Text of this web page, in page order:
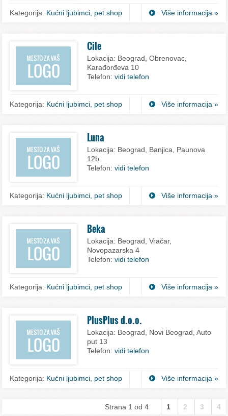
Kategorija: Kućni ljubimci, pet shop Više informacija »
Cile
Lokacija: Beograd, Obrenovac,
Karađorđeva 10
Telefon:vidi telefon
Kategorija: Kućni ljubimci, pet shop Više informacija »
Luna
Lokacija: Beograd, Banjica, Paunova
12b
Telefon:vidi telefon
Kategorija: Kućni ljubimci, pet shop Više informacija »
Beka
Lokacija: Beograd, Vračar,
Novopazarska 4
Telefon:vidi telefon
Kategorija: Kućni ljubimci, pet shop Više informacija »
PlusPlus d.o.o.
Lokacija: Beograd, Novi Beograd, Auto
put 13
Telefon:vidi telefon
Kategorija: Kućni ljubimci, pet shop Više informacija »
Strana 1 od 4 1 2 3 4